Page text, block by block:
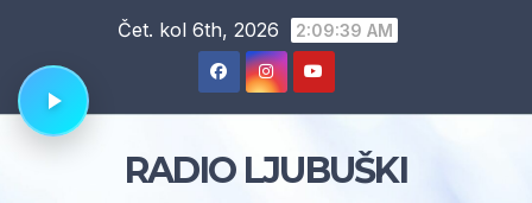
content
Čet. kol 6th, 2026 2:09:40 AM
RADIO LJUBUŠKI